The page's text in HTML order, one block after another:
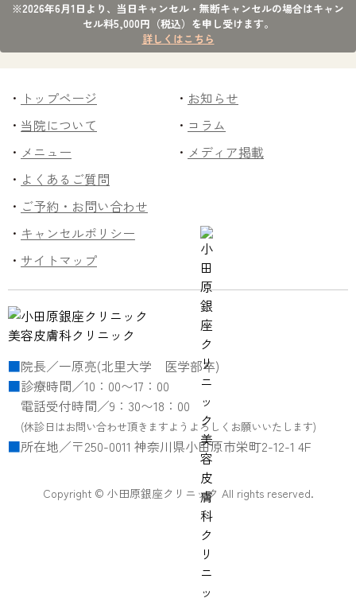
※2026年6月1日より、当日キャンセル・無断キャンセルの場合はキャン
セル料5,000円（税込）を申し受けます。
詳しくはこちら
トップページ
当院について
メニュー
よくあるご質問
ご予約・お問い合わせ
キャンセルポリシー
サイトマップ
お知らせ
コラム
メディア掲載
院長／一原亮(北里大学 医学部卒)
診療時間／10：00〜17：00
電話受付時間／9：30〜18：00
(休診日はお問い合わせ頂きますようよろしくお願いいたします)
所在地／〒250-0011 神奈川県小田原市栄町2-12-1 4F
Copyright © 小田原銀座クリニック All rights reserved.